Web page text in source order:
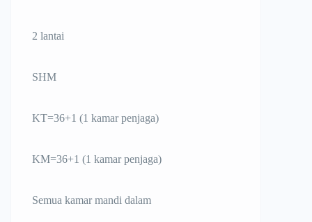
2 lantai
SHM
KT=36+1 (1 kamar penjaga)
KM=36+1 (1 kamar penjaga)
Semua kamar mandi dalam